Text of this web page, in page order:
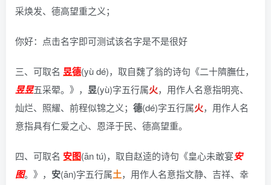
采焕发、德高望重之义；
你好：点击名字即可测试该名字是不是很好
三、可取名 昱德(yù dé)， 取自魏了翁的诗句《二十隮膴仕，
昱昱五采翚。》 ， 昱(yù)字五行属火，用作人名意指明亮、
灿烂、照耀、前程似锦之义； 德(dé)字五行属火，用作人名
意指具有仁爱之心、恩泽于民、德高望重。
四、可取名 安图(ān tú)， 取自赵逵的诗句《皇心未敢宴安
图。》 ， 安(ān)字五行属土，用作人名意指文静、吉祥、幸